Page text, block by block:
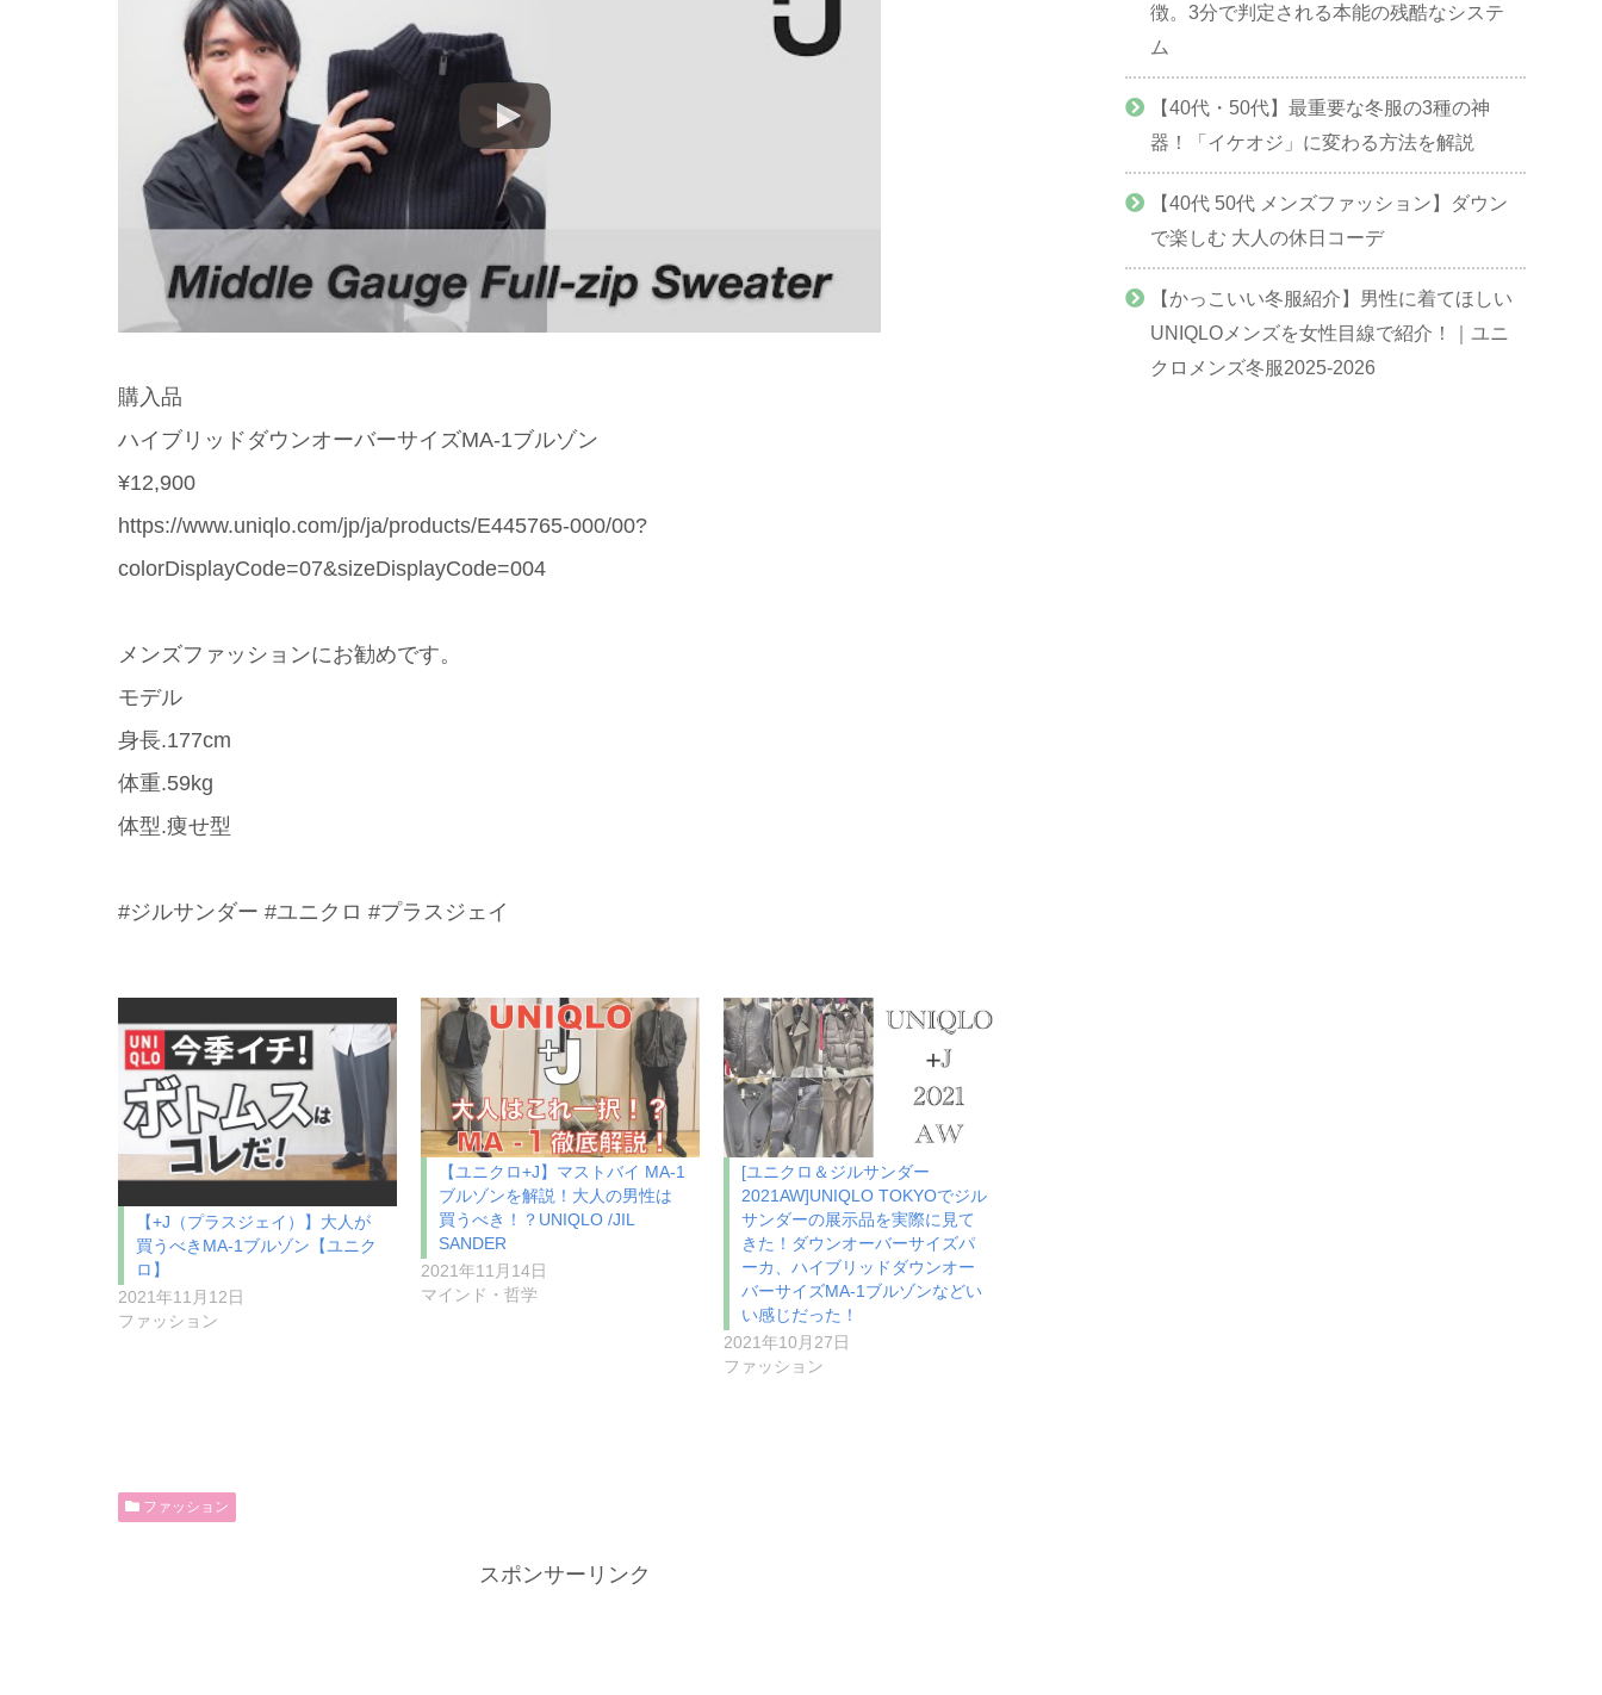
購入品
ハイブリッドダウンオーバーサイズMA-1ブルゾン
¥12,900
https://www.uniqlo.com/jp/ja/products/E445765-000/00?
colorDisplayCode=07&sizeDisplayCode=004
メンズファッションにお勧めです。
モデル
身長.177cm
体重.59kg
体型.痩せ型
#ジルサンダー #ユニクロ #プラスジェイ
【+J（プラスジェイ）】大人が
買うべきMA-1ブルゾン【ユニク
ロ】
2021年11月12日
ファッション
【ユニクロ+J】マストバイ MA-1
ブルゾンを解説！大人の男性は
買うべき！？UNIQLO /JIL
SANDER
2021年11月14日
マインド・哲学
[ユニクロ＆ジルサンダー
2021AW]UNIQLO TOKYOでジル
サンダーの展示品を実際に見て
きた！ダウンオーバーサイズパ
ーカ、ハイブリッドダウンオー
バーサイズMA-1ブルゾンなどい
い感じだった！
2021年10月27日
ファッション
ファッション
スポンサーリンク
徴。3分で判定される本能の残酷なシステ
ム
【40代・50代】最重要な冬服の3種の神
器！「イケオジ」に変わる方法を解説
【40代 50代 メンズファッション】ダウン
で楽しむ 大人の休日コーデ
【かっこいい冬服紹介】男性に着てほしい
UNIQLOメンズを女性目線で紹介！｜ユニ
クロメンズ冬服2025-2026